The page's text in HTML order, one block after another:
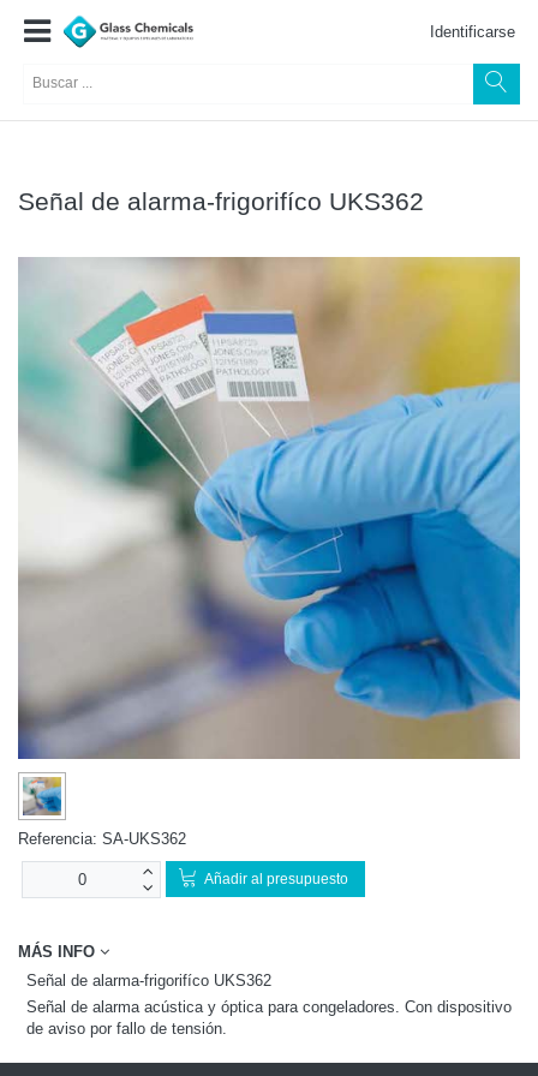
Identificarse
Señal de alarma-frigorifíco UKS362
Referencia: SA-UKS362
Añadir al presupuesto
MÁS INFO
Señal de alarma-frigorifíco UKS362
Señal de alarma acústica y óptica para congeladores. Con dispositivo
de aviso por fallo de tensión.